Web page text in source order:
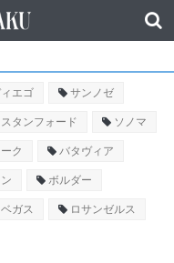
エゴ サンノゼ
スタンフォード ソノマ
ク バタヴィア
ボルダー
ガス ロサンゼルス